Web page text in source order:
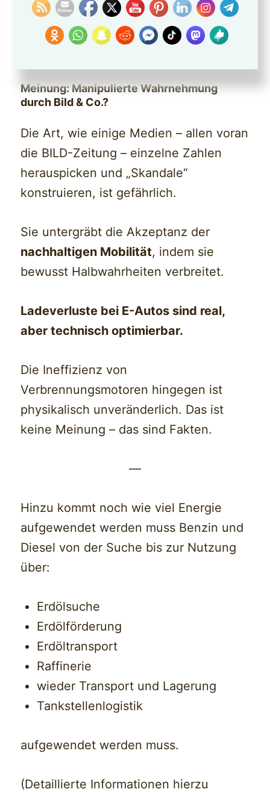
Selbst bei Ladeverlusten:
E-Autos
sind 2–3x effizienter!
Meinung: Manipulierte Wahrnehmung
durch Bild & Co.?
Die Art, wie einige Medien – allen voran
die BILD-Zeitung – einzelne Zahlen
herauspicken und „Skandale“
konstruieren, ist gefährlich.
Sie untergräbt die Akzeptanz der
nachhaltigen Mobilität, indem sie
bewusst Halbwahrheiten verbreitet.
Ladeverluste bei E-Autos sind real,
aber technisch optimierbar.
Die Ineffizienz von
Verbrennungsmotoren hingegen ist
physikalisch unveränderlich. Das ist
keine Meinung – das sind Fakten.
—
Hinzu kommt noch wie viel Energie
aufgewendet werden muss Benzin und
Diesel von der Suche bis zur Nutzung
über:
Erdölsuche
Erdölförderung
Erdöltransport
Raffinerie
wieder Transport und Lagerung
Tankstellenlogistik
aufgewendet werden muss.
(Detaillierte Informationen hierzu